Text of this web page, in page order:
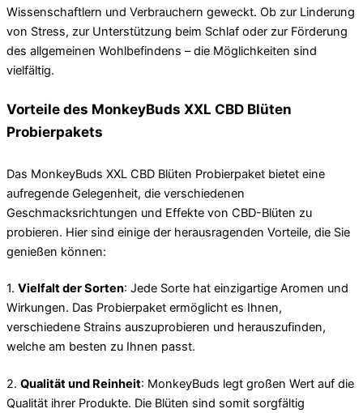
Wissenschaftlern und Verbrauchern geweckt. Ob zur Linderung
von Stress, zur Unterstützung beim Schlaf oder zur Förderung
des allgemeinen Wohlbefindens – die Möglichkeiten sind
vielfältig.
Vorteile des MonkeyBuds XXL CBD Blüten
Probierpakets
Das MonkeyBuds XXL CBD Blüten Probierpaket bietet eine
aufregende Gelegenheit, die verschiedenen
Geschmacksrichtungen und Effekte von CBD-Blüten zu
probieren. Hier sind einige der herausragenden Vorteile, die Sie
genießen können:
1. Vielfalt der Sorten: Jede Sorte hat einzigartige Aromen und
Wirkungen. Das Probierpaket ermöglicht es Ihnen,
verschiedene Strains auszuprobieren und herauszufinden,
welche am besten zu Ihnen passt.
2. Qualität und Reinheit: MonkeyBuds legt großen Wert auf die
Qualität ihrer Produkte. Die Blüten sind somit sorgfältig